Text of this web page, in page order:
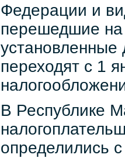
Федерации и
перешедшие
установленные
переходят с 1
В Республике
определились